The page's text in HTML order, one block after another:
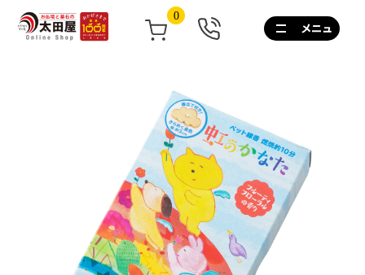
0
0120-
267-
無
料
10:00~17:00/
土
日
祝
も
営
業